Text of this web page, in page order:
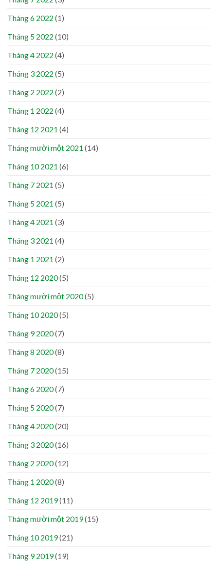
Tháng 6 2022 (1)
Tháng 5 2022 (10)
Tháng 4 2022 (4)
Tháng 3 2022 (5)
Tháng 2 2022 (2)
Tháng 1 2022 (4)
Tháng 12 2021 (4)
Tháng mười một 2021 (14)
Tháng 10 2021 (6)
Tháng 7 2021 (5)
Tháng 5 2021 (5)
Tháng 4 2021 (3)
Tháng 3 2021 (4)
Tháng 1 2021 (2)
Tháng 12 2020(5)
Tháng mười một 2020(5)
Tháng 10 2020(5)
Tháng 9 2020(7)
Tháng 8 2020(8)
Tháng 7 2020(15)
Tháng 6 2020(7)
Tháng 5 2020(7)
Tháng 4 2020(20)
Tháng 3 2020(16)
Tháng 2 2020(12)
Tháng 1 2020(8)
Tháng 12 2019(11)
Tháng mười một 2019(15)
Tháng 10 2019(21)
Tháng 9 2019(19)